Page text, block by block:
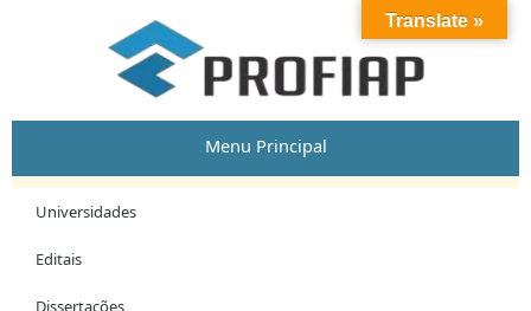
Menu Principal
Universidades
Editais
Dissertações
Translate »